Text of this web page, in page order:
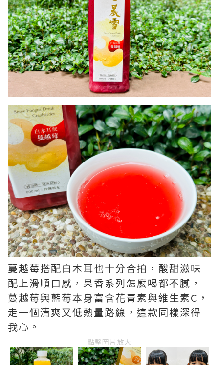
蔓越莓搭配白木耳也十分合拍，酸甜滋味
配上滑順口感，果香系列怎麼喝都不膩，
蔓越莓與藍莓本身富含花青素與維生素C，
走一個清爽又低熱量路線，這款同樣深得
我心。
點擊圖片放大